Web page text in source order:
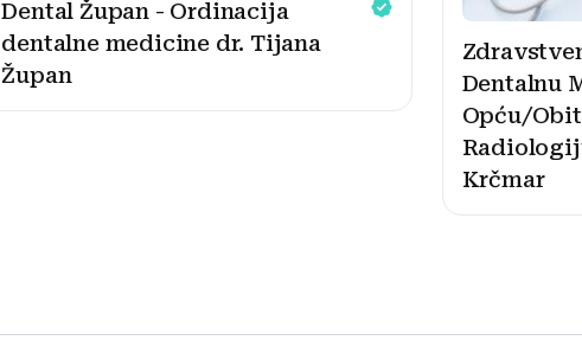
Dental Župan - Ordinacija
dentalne medicine dr. Tijana
Župan
Dentalnu
Opću/
Krčmar